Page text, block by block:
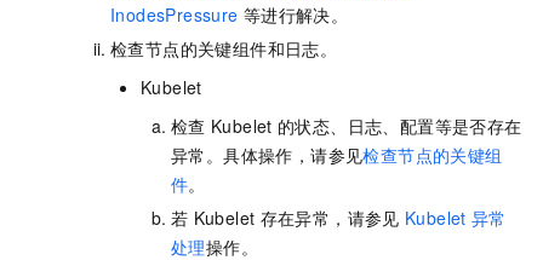
InodesPressure 等进行解决。
检查节点的关键组件和日志。
Kubelet
检查 Kubelet 的状态、日志、配置等是否存在
异常。具体操作，请参见检查节点的关键组
件。
若 Kubelet 存在异常，请参见 Kubelet 异常
处理操作。